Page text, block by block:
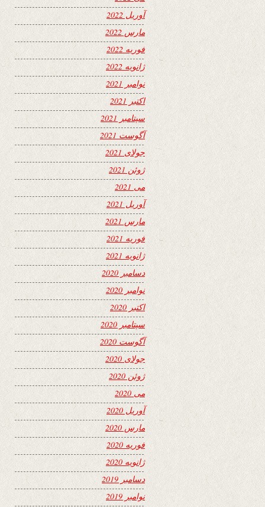
آوریل 2022
مارس 2022
فوریه 2022
ژانویه 2022
نوامبر 2021
اکتبر 2021
سپتامبر 2021
آگوست 2021
جولای 2021
ژوئن 2021
می 2021
آوریل 2021
مارس 2021
فوریه 2021
ژانویه 2021
دسامبر 2020
نوامبر 2020
اکتبر 2020
سپتامبر 2020
آگوست 2020
جولای 2020
ژوئن 2020
می 2020
آوریل 2020
مارس 2020
فوریه 2020
ژانویه 2020
دسامبر 2019
نوامبر 2019